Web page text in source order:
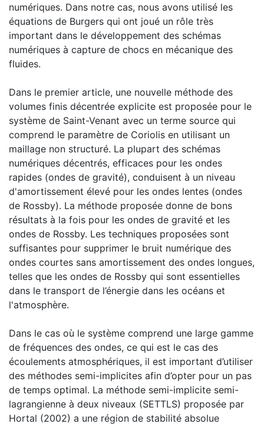
numériques. Dans notre cas, nous avons utilisé les
équations de Burgers qui ont joué un rôle très
important dans le développement des schémas
numériques à capture de chocs en mécanique des
fluides.
Dans le premier article, une nouvelle méthode des
volumes finis décentrée explicite est proposée pour le
système de Saint-Venant avec un terme source qui
comprend le paramètre de Coriolis en utilisant un
maillage non structuré. La plupart des schémas
numériques décentrés, efficaces pour les ondes
rapides (ondes de gravité), conduisent à un niveau
d'amortissement élevé pour les ondes lentes (ondes
de Rossby). La méthode proposée donne de bons
résultats à la fois pour les ondes de gravité et les
ondes de Rossby. Les techniques proposées sont
suffisantes pour supprimer le bruit numérique des
ondes courtes sans amortissement des ondes longues,
telles que les ondes de Rossby qui sont essentielles
dans le transport de l’énergie dans les océans et
l'atmosphère.
Dans le cas où le système comprend une large gamme
de fréquences des ondes, ce qui est le cas des
écoulements atmosphériques, il est important d’utiliser
des méthodes semi-implicites afin d’opter pour un pas
de temps optimal. La méthode semi-implicite semi-
lagrangienne à deux niveaux (SETTLS) proposée par
Hortal (2002) a une région de stabilité absolue